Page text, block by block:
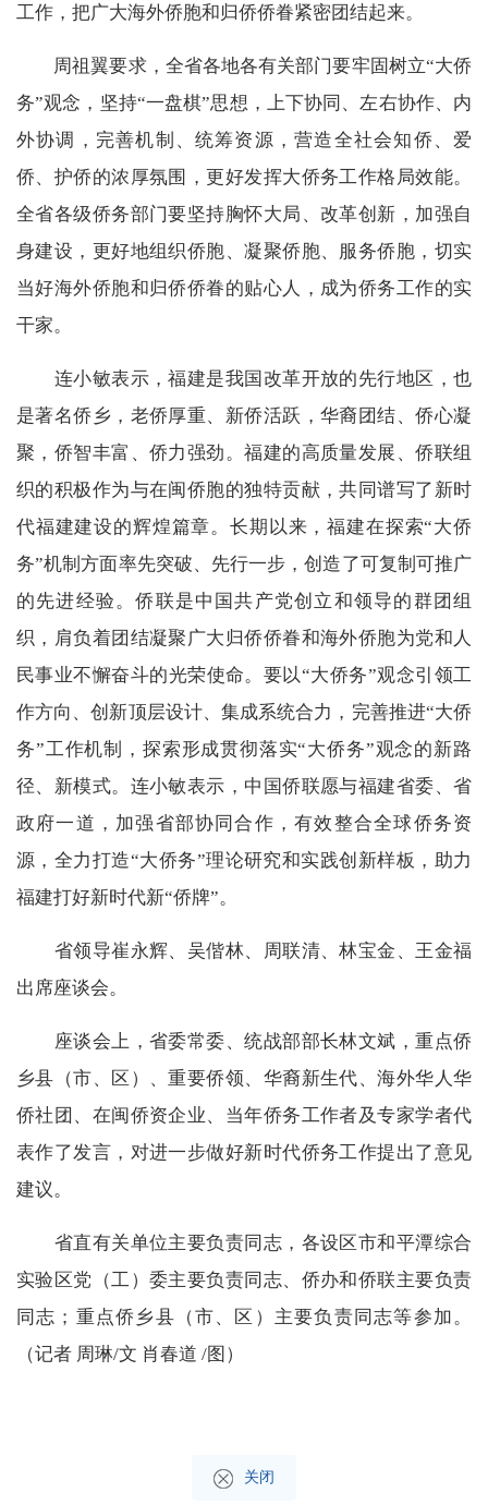
工作，把广大海外侨胞和归侨侨眷紧密团结起来。
周祖翼要求，全省各地各有关部门要牢固树立“大侨
务”观念，坚持“一盘棋”思想，上下协同、左右协作、内
外协调，完善机制、统筹资源，营造全社会知侨、爱
侨、护侨的浓厚氛围，更好发挥大侨务工作格局效能。
全省各级侨务部门要坚持胸怀大局、改革创新，加强自
身建设，更好地组织侨胞、凝聚侨胞、服务侨胞，切实
当好海外侨胞和归侨侨眷的贴心人，成为侨务工作的实
干家。
连小敏表示，福建是我国改革开放的先行地区，也
是著名侨乡，老侨厚重、新侨活跃，华裔团结、侨心凝
聚，侨智丰富、侨力强劲。福建的高质量发展、侨联组
织的积极作为与在闽侨胞的独特贡献，共同谱写了新时
代福建建设的辉煌篇章。长期以来，福建在探索“大侨
务”机制方面率先突破、先行一步，创造了可复制可推广
的先进经验。侨联是中国共产党创立和领导的群团组
织，肩负着团结凝聚广大归侨侨眷和海外侨胞为党和人
民事业不懈奋斗的光荣使命。要以“大侨务”观念引领工
作方向、创新顶层设计、集成系统合力，完善推进“大侨
务”工作机制，探索形成贯彻落实“大侨务”观念的新路
径、新模式。连小敏表示，中国侨联愿与福建省委、省
政府一道，加强省部协同合作，有效整合全球侨务资
源，全力打造“大侨务”理论研究和实践创新样板，助力
福建打好新时代新“侨牌”。
省领导崔永辉、吴偕林、周联清、林宝金、王金福
出席座谈会。
座谈会上，省委常委、统战部部长林文斌，重点侨
乡县（市、区）、重要侨领、华裔新生代、海外华人华
侨社团、在闽侨资企业、当年侨务工作者及专家学者代
表作了发言，对进一步做好新时代侨务工作提出了意见
建议。
省直有关单位主要负责同志，各设区市和平潭综合
实验区党（工）委主要负责同志、侨办和侨联主要负责
同志；重点侨乡县（市、区）主要负责同志等参加。
（记者 周琳/文 肖春道 /图）
关闭